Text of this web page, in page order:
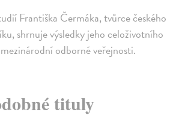
Františka Čermáka, tvůrce českého
shrnuje výsledky jeho celoživotního
odborné veřejnosti.
tituly